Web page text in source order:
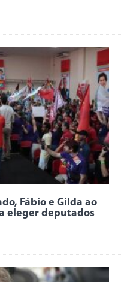
Fábio e Gilda ao
eleger deputados